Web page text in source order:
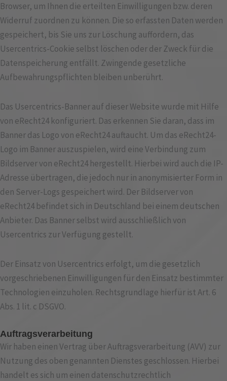
Browser, um Ihnen die erteilten Einwilligungen bzw. deren
Widerruf zuordnen zu können. Die so erfassten Daten werden
gespeichert, bis Sie uns zur Löschung auffordern, das
Usercentrics-Cookie selbst löschen oder der Zweck für die
Datenspeicherung entfällt. Zwingende gesetzliche
Aufbewahrungspflichten bleiben unberührt.
Das Usercentrics-Banner auf dieser Website wurde mit Hilfe
von eRecht24 konfiguriert. Das erkennen Sie daran, dass im
Banner das Logo von eRecht24 auftaucht. Um das eRecht24-
Logo im Banner auszuspielen, wird eine Verbindung zum
Bildserver von eRecht24 hergestellt. Hierbei wird auch die IP-
Adresse übertragen, die jedoch nur in anonymisierter Form in
den Server-Logs gespeichert wird. Der Bildserver von
eRecht24 befindet sich in Deutschland bei einem deutschen
Anbieter. Das Banner selbst wird ausschließlich von
Usercentrics zur Verfügung gestellt.
Der Einsatz von Usercentrics erfolgt, um die gesetzlich
vorgeschriebenen Einwilligungen für den Einsatz bestimmter
Technologien einzuholen. Rechtsgrundlage hierfür ist Art. 6
Abs. 1 lit. c DSGVO.
Auftragsverarbeitung
Wir haben einen Vertrag über Auftragsverarbeitung (AVV) zur
Nutzung des oben genannten Dienstes geschlossen. Hierbei
handelt es sich um einen datenschutzrechtlich